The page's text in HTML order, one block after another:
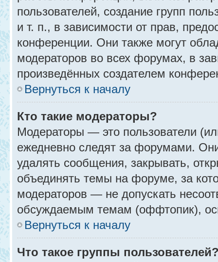
пользователей, создание групп
и т. п., в зависимости от прав,
конференции. Они также могут
модераторов во всех форумах, в
произведённых создателем
Вернуться к началу
Кто такие модераторы?
Модераторы — это пользователи
ежедневно следят за форумами.
удалять сообщения, закрывать,
объединять темы на форуме, за
модераторов — не допускать
обсуждаемым темам (оффтопик),
Вернуться к началу
Что такое группы